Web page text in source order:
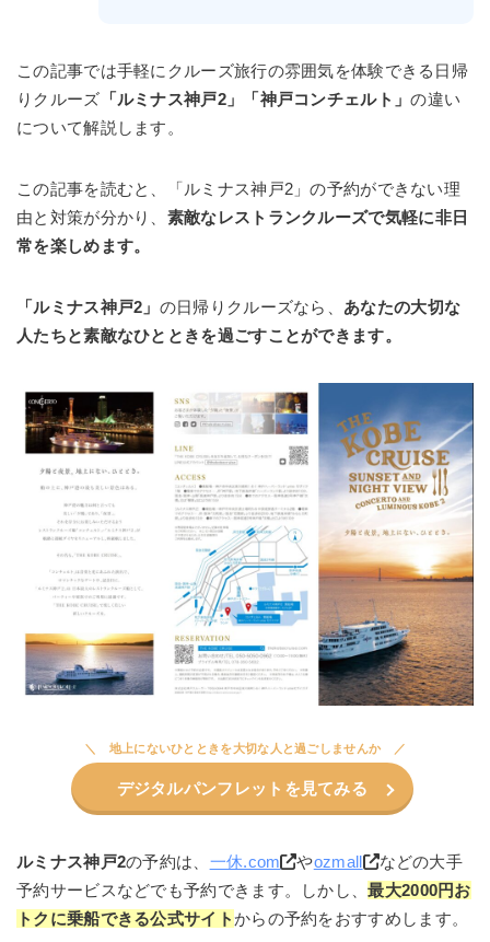
この記事では手軽にクルーズ旅行の雰囲気を体験できる日帰
りクルーズ 「ルミナス神戸2」「神戸コンチェルト 」の違い
について解説します。
この記事を読むと、「ルミナス神戸2」の予約ができない理
由と対策が分かり、 素敵なレストランクルーズで気軽に非日
常を楽しめます。
「ルミナス神戸2」 の日帰りクルーズなら、 あなたの大切な
人たちと素敵なひとときを過ごすことができます。
地上にないひとときを大切な人と過ごしませんか
デジタルパンフレットを見てみる
ルミナス神戸2の予約は、 一休.com やozmall
などの大手
予約サービスなどでも予約できます。しかし、最大2000円お
トクに乗船できる公式サイトからの予約をおすすめします。